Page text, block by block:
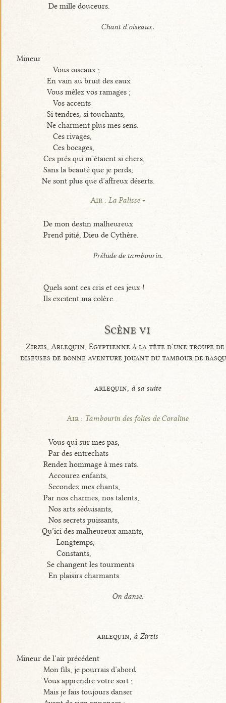
De mille douceurs.
Chant d’oiseaux.
Mineur
Vous oiseaux ;
En vain au bruit des eaux
Vous mêlez vos ramages ;
Vos accents
Si tendres, si touchants,
Ne charment plus mes sens.
Ces rivages,
Ces bocages,
Ces prés qui m’étaient si chers,
Sans la beauté que je perds,
Ne sont plus que d’affreux déserts.
Air :La Palisse
De mon destin malheureux
Prend pitié, Dieu de Cythère.
Prélude de tambourin.
Quels sont ces cris et ces jeux !
Ils excitent ma colère.
Scène vi
Zirzis, Arlequin, Égyptienne à la tête d’une troupe de
diseuses de bonne aventure jouant du tambour de
arlequin, à sa suite
Air : Tambourin des folies de Coraline
Vous qui sur mes pas,
Par des entrechats
Rendez hommage à mes rats.
Accourez enfants,
Secondez mes chants,
Par nos charmes, nos talents,
Nos arts séduisants,
Nos secrets puissants,
Qu’ici des malheureux amants,
Longtemps,
Constants,
Se changent les tourments
En plaisirs charmants.
On danse.
arlequin, à Zirzis
Mineur de l’air précédent
Mon fils, je pourrais d’abord
Vous apprendre votre sort ;
Mais je fais toujours danser